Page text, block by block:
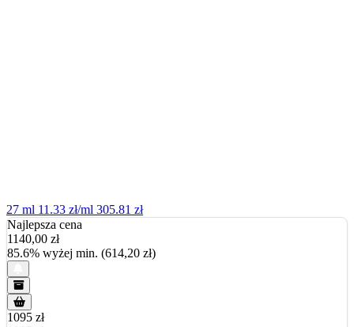
27 ml 11.33 zł/ml 305.81 zł
Najlepsza cena
1140,00 zł
85.6% wyżej min. (614,20 zł)
1095 zł